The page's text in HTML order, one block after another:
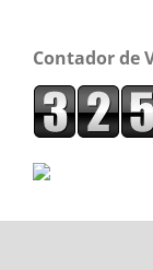
Contador de